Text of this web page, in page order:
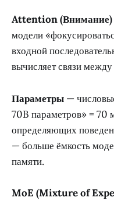
Attention (Внимание)
модели
входной
вычисляет связи
Параметры —
70B параметров» = 70
определяющих
— больше ёмкость
памяти.
MoE (Mixture of